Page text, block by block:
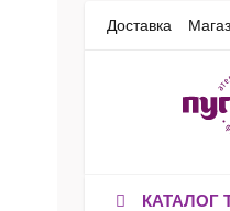
Доставка
КАТАЛОГ